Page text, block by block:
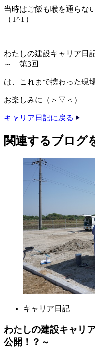
当時はご飯も喉を通らな
（T^T）
わたしの建設キャリア日
～ 第3回
は、これまで携わった現
お楽しみに（＞▽＜）
キャリア日記に戻る
関連する​ブログ
キャリア日記
わたしの建設キャリ
公開！？～